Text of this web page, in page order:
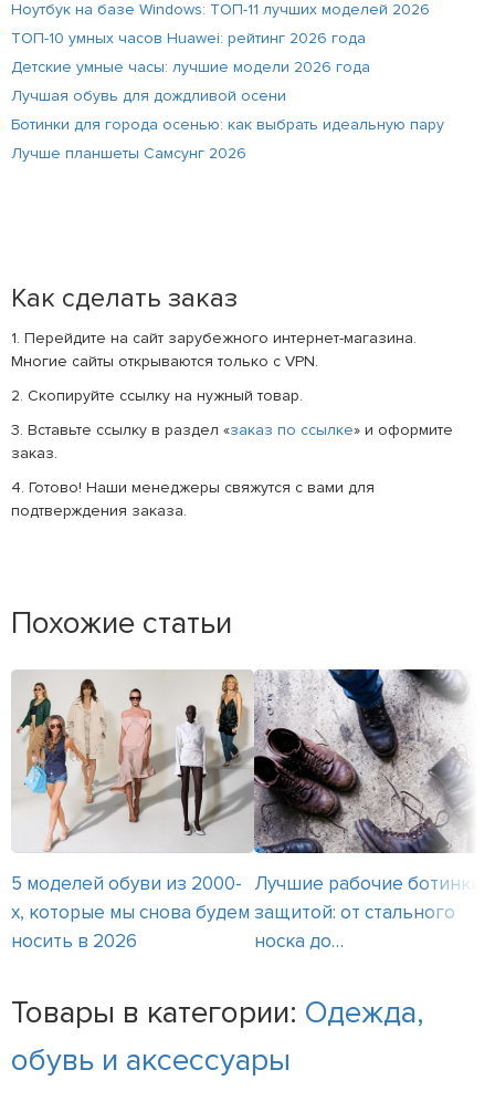
Ноутбук на базе Windows: ТОП-11 лучших моделей 2026
ТОП-10 умных часов Huawei: рейтинг 2026 года
Детские умные часы: лучшие модели 2026 года
Лучшая обувь для дождливой осени
Ботинки для города осенью: как выбрать идеальную пару
Лучше планшеты Самсунг 2026
Как сделать заказ
1. Перейдите на сайт зарубежного интернет-магазина.
Многие сайты открываются только с VPN.
2. Скопируйте ссылку на нужный товар.
3. Вставьте ссылку в раздел «заказ по ссылке» и оформите
заказ.
4. Готово! Наши менеджеры свяжутся с вами для
подтверждения заказа.
Похожие статьи
5 моделей обуви из 2000-
х, которые мы снова будем
носить в 2026
Лучшие рабочие ботинки с
защитой: от стального
носка до
Товары в категории: Одежда,
обувь и аксессуары